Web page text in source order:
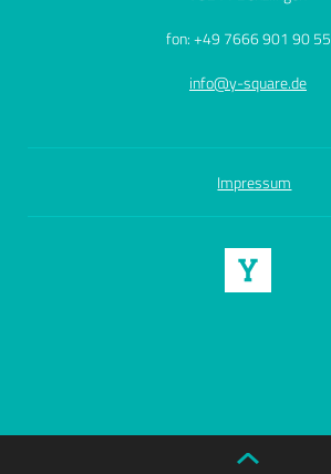
fon: +49 7666 901 90 55
info@y-square.de
Impressum